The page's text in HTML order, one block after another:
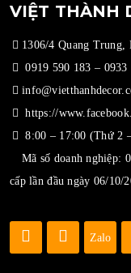
VIỆT THÀNH
1306/4 Quang Trung,
0919 590 183 – 0933
https://
8:00 – 17:00 (Thứ 2
Mã số doanh nghiệp:
cấp lần đầu ngày 06/10/
Zalo